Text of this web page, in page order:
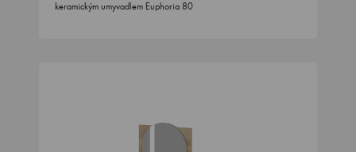
keramickým umyvadlem Euphoria 80